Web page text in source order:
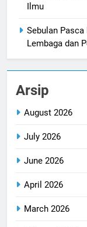
Ilmu
Sebulan
Lembaga dan
Arsip
August 2026
July 2026
June 2026
April 2026
March 2026